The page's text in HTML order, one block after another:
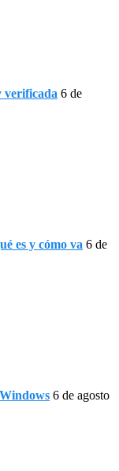
verificada 6 de
es y cómo va 6 de
6 de agosto